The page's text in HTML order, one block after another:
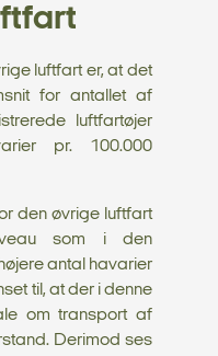
luftfart er, at det
for antallet af
luftfartøjer
pr. 100.000
den øvrige luftfart
som i den
antal havarier
til, at der i denne
om transport af
Derimod ses